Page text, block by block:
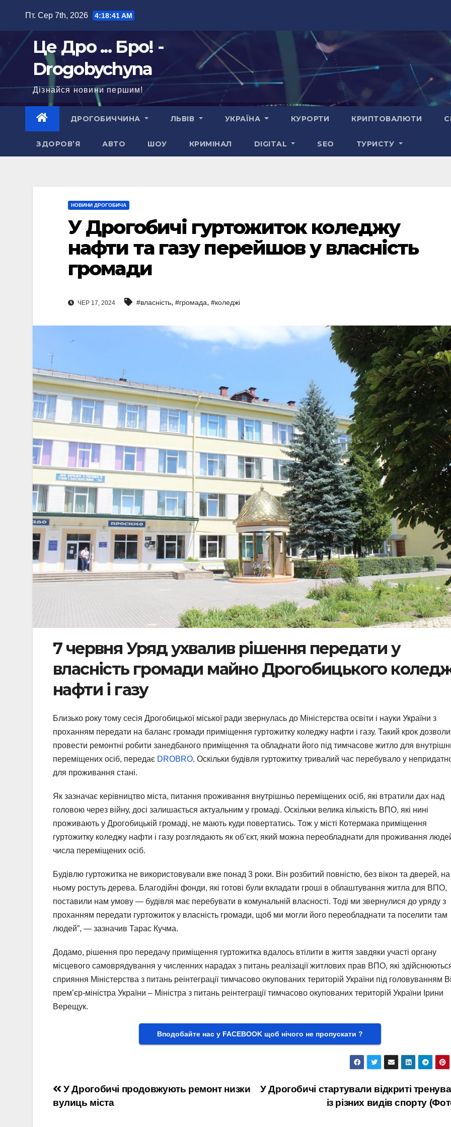
Пт. Сер 7th, 2026 4:18:42 AM
Це Дро ... Бро! -
Drogobychyna
Дізнайся новини першим!
ДРОГОБИЧЧИНА ЛЬВІВ УКРАЇНА КУРОРТИ КРИПТОВАЛЮТИ
ЗДОРОВ’Я АВТО ШОУ КРИМІНАЛ DIGITAL SEO ТУРИСТУ
НОВИНИ ДРОГОБИЧА
У Дрогобичі гуртожиток коледжу
нафти та газу перейшов у власність
громади
ЧЕР 17, 2024 #власність, #громада, #коледжі
7 червня Уряд ухвалив рішення передати у
власність громади майно Дрогобицького
нафти і газу
Близько року тому сесія Дрогобицької міської ради звернулась до Міністерства освіти і науки України з
проханням передати на баланс громади приміщення гуртожитку коледжу нафти і газу. Такий крок
провести ремонтні робити занедбаного приміщення та обладнати його під тимчасове житло для
переміщених осіб, передає DROBRO. Оскільки будівля гуртожитку тривалий час перебувало у
для проживання стані.
Як зазначає керівництво міста, питання проживання внутрішньо переміщених осіб, які втратили дах над
головою через війну, досі залишається актуальним у громаді. Оскільки велика кількість ВПО, які нині
проживають у Дрогобицькій громаді, не мають куди повертатись. Тож у місті Котермака приміщення
гуртожитку коледжу нафти і газу розглядають як об’єкт, який можна переобладнати для проживання
числа переміщених осіб.
Будівлю гуртожитка не використовували вже понад 3 роки. Він розбитий повністю, без вікон та дверей, на
ньому ростуть дерева. Благодійні фонди, які готові були вкладати гроші в облаштування житла для ВПО,
поставили нам умову — будівля має перебувати в комунальній власності. Тоді ми звернулися до уряду з
проханням передати гуртожиток у власність громади, щоб ми могли його переобладнати та поселити там
людей”, — зазначив Тарас Кучма.
Додамо, рішення про передачу приміщення гуртожитка вдалось втілити в життя завдяки участі органу
місцевого самоврядування у численних нарадах з питань реалізації житлових прав ВПО, які
сприяння Міністерства з питань реінтеграції тимчасово окупованих територій України під головуванням
прем’єр-міністра України – Міністра з питань реінтеграції тимчасово окупованих територій України Ірини
Верещук.
Вподобайте нас у FACEBOOK щоб нічого не пропускати ?
Навігація
записів
У Дрогобичі стартували відкриті
із різних видів спорту
У Дрогобичі продовжують ремонт низки
вулиць міста